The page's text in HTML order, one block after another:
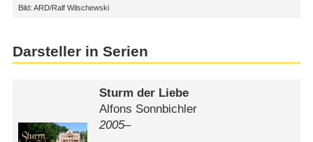
Bild: ARD/Ralf Wilschewski
Darsteller in Serien
Sturm der Liebe
Alfons Sonnbichler
2005–